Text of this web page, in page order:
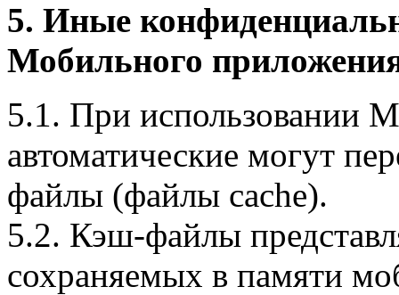
5. Иные
Мобильного
5.1. При использовании
автоматические могут
файлы (файлы cache).
5.2. Кэш-файлы
сохраняемых в памяти